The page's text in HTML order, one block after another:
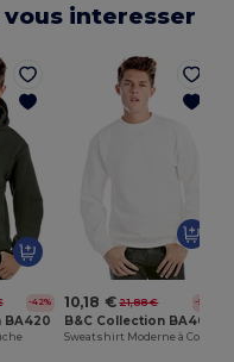
interesser
-42%
BA420
10,18 € 21,88 € -53%
B&C Collection BA404